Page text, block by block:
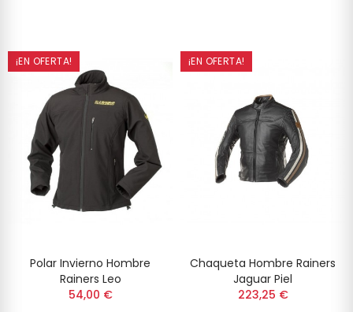
¡EN OFERTA!
Polar Invierno Hombre
Rainers Leo
54,00 €
¡EN OFERTA!
Chaqueta Hombre Rainers
Jaguar Piel
223,25 €